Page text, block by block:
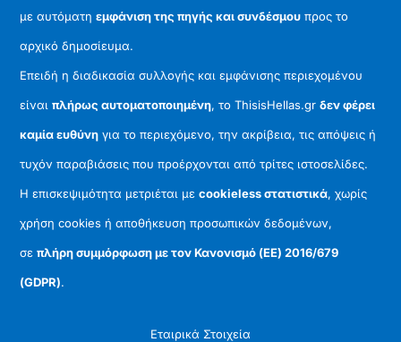
με αυτόματηεμφάνιση της πηγής και συνδέσμου προς το
αρχικό δημοσίευμα.
Επειδή η διαδικασία συλλογής και εμφάνισης περιεχομένου
είναιπλήρως αυτοματοποιημένη, το ThisisHellas.grδεν φέρει
καμία ευθύνη για το περιεχόμενο, την ακρίβεια, τις απόψεις ή
τυχόν παραβιάσεις που προέρχονται από τρίτες ιστοσελίδες.
Η επισκεψιμότητα μετριέται μεcookieless στατιστικά, χωρίς
χρήση cookies ή αποθήκευση προσωπικών δεδομένων,
σεπλήρη συμμόρφωση με τον Κανονισμό (ΕΕ) 2016/679
(GDPR).
Εταιρικά Στοιχεία